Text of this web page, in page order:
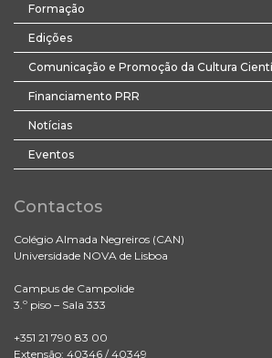
Formação
Edições
Comunicação e Promoção da Cultura
Financiamento PRR
Notícias
Eventos
Contactos
Colégio Almada Negreiros (CAN)
Universidade NOVA de Lisboa
Campus de Campolide
3.º piso – Sala 333
+351 21 790 83 00
Extensão: 40346 / 40349